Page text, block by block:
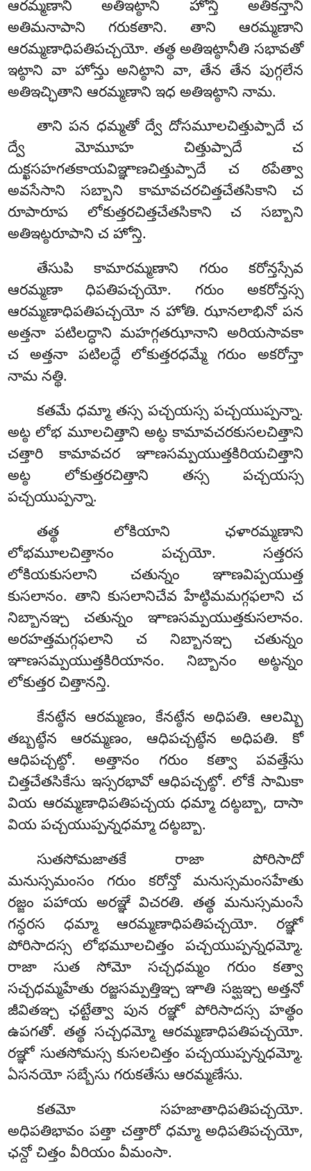
ఆరమ్మణాని అతిఇట్ఠాని హోన్తి అతికన్తాని
అతిమనాపాని గరుకతాని. తాని ఆరమ్మణాని
ఆరమ్మణాధిపతిపచ్చయో. తత్థ అతిఇట్ఠానీతి సభావతో
ఇట్ఠాని వా హోన్తు అనిట్ఠాని వా, తేన తేన పుగ్గలేన
అతిఇచ్ఛితాని ఆరమ్మణాని ఇధ అతిఇట్ఠాని నామ.
తాని పన ధమ్మతో ద్వే దోసమూలచిత్తుప్పాదే చ
ద్వే మోమూహ చిత్తుప్పాదే చ
దుక్ఖసహగతకాయవిఞ్ఞాణచిత్తుప్పాదే చ ఠపేత్వా
అవసేసాని సబ్బాని కామావచరచిత్తచేతసికాని చ
రూపారూప లోకుత్తరచిత్తచేతసికాని చ సబ్బాని
అతిఇట్ఠరూపాని చ హోన్తి.
తేసుపికామారమ్మణాని గరుం కరోన్తస్సేవ
ఆరమ్మణా ధిపతిపచ్చయో. గరుం అకరోన్తస్స
ఆరమ్మణాధిపతిపచ్చయో న హోతి. ఝానలాభినో పన
అత్తనా పటిలద్ధాని మహగ్గతఝానాని అరియసావకా
చ అత్తనా పటిలద్ధే లోకుత్తరధమ్మే గరుం అకరోన్తా
నామ నత్థి.
కతమే ధమ్మా తస్స పచ్చయస్స పచ్చయుప్పన్నా.
అట్ఠ లోభ మూలచిత్తాని అట్ఠ కామావచరకుసలచిత్తాని
చత్తారి కామావచర ఞాణసమ్పయుత్తకిరియచిత్తాని
అట్ఠ లోకుత్తరచిత్తాని తస్స పచ్చయస్స
పచ్చయుప్పన్నా.
తత్థ లోకియాని ఛళారమ్మణాని
లోభమూలచిత్తానం పచ్చయో. సత్తరస
లోకియకుసలాని చతున్నం ఞాణవిప్పయుత్త
కుసలానం. తాని కుసలానిచేవ హేట్ఠిమమగ్గఫలాని చ
నిబ్బానఞ్చ చతున్నం ఞాణసమ్పయుత్తకుసలానం.
అరహత్తమగ్గఫలాని చ నిబ్బానఞ్చ చతున్నం
ఞాణసమ్పయుత్తకిరియానం. నిబ్బానం అట్ఠన్నం
లోకుత్తర చిత్తానన్తి.
కేనట్ఠేన ఆరమ్మణం, కేనట్ఠేన అధిపతి. ఆలమ్బి
తబ్బట్ఠేన ఆరమ్మణం, ఆధిపచ్చట్ఠేన అధిపతి. కో
ఆధిపచ్చట్ఠో. అత్తానం గరుం కత్వా పవత్తేసు
చిత్తచేతసికేసు ఇస్సరభావో ఆధిపచ్చట్ఠో. లోకే సామికా
వియ ఆరమ్మణాధిపతిపచ్చయ ధమ్మా దట్ఠబ్బా, దాసా
వియ పచ్చయుప్పన్నధమ్మా దట్ఠబ్బా.
సుతసోమజాతకే రాజా పోరిసాదో
మనుస్సమంసం గరుం కరోన్తో మనుస్సమంసహేతు
రజ్జం పహాయ అరఞ్ఞే విచరతి. తత్థ మనుస్సమంసే
గన్ధరస ధమ్మా ఆరమ్మణాధిపతిపచ్చయో. రఞ్ఞో
పోరిసాదస్స లోభమూలచిత్తం పచ్చయుప్పన్నధమ్మో.
రాజా సుత సోమో సచ్చధమ్మం గరుం కత్వా
సచ్చధమ్మహేతు రజ్జసమ్పత్తిఞ్చ ఞాతి సఙ్ఘఞ్చ అత్తనో
జీవితఞ్చ ఛట్టేత్వా పున రఞ్ఞో పోరిసాదస్స హత్థం
ఉపగతో. తత్థ సచ్చధమ్మో ఆరమ్మణాధిపతిపచ్చయో.
రఞ్ఞో సుతసోమస్స కుసలచిత్తం పచ్చయుప్పన్నధమ్మో.
ఏసనయో సబ్బేసు గరుకతేసు ఆరమ్మణేసు.
కతమో సహజాతాధిపతిపచ్చయో.
అధిపతిభావం పత్తా చత్తారో ధమ్మా అధిపతిపచ్చయో,
ఛన్దో చిత్తం వీరియం వీమంసా.